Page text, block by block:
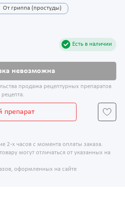
От гриппа (простуды)
Есть в наличии
невозможна
продажа рецептурных препаратов
препарат
2-х часов с момента оплаты заказа.
могут отличаться от указанных на
оформленных на сайте